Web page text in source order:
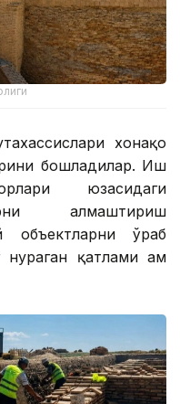
хонақоҳ
бошладилар. Иш
юзасидаги
алмаштириш
объектларни ўраб
қатлами ҳам